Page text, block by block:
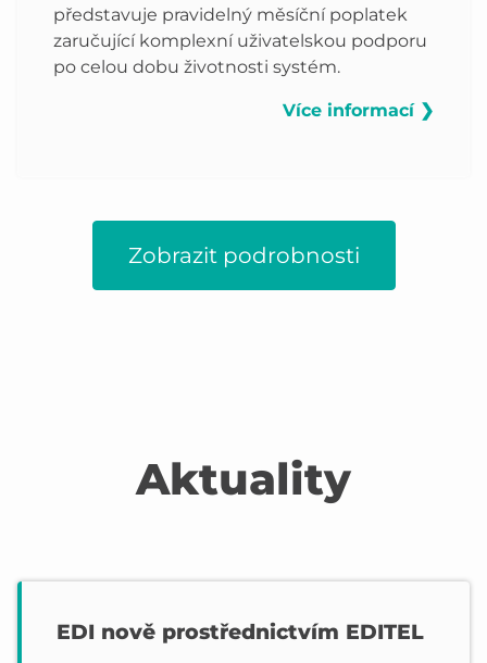
představuje pravidelný měsíční poplatek
zaručující komplexní uživatelskou podporu
po celou dobu životnosti systém.
Více informací ❯
Zobrazit podrobnosti
Aktuality
EDI nově prostřednictvím EDITEL